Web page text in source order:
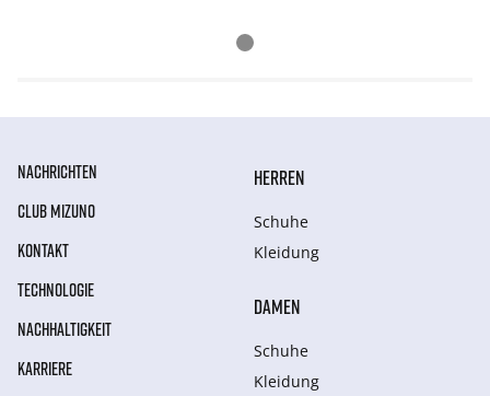
NACHRICHTEN
CLUB MIZUNO
KONTAKT
TECHNOLOGIE
NACHHALTIGKEIT
KARRIERE
HERREN
Schuhe
Kleidung
DAMEN
Schuhe
Kleidung